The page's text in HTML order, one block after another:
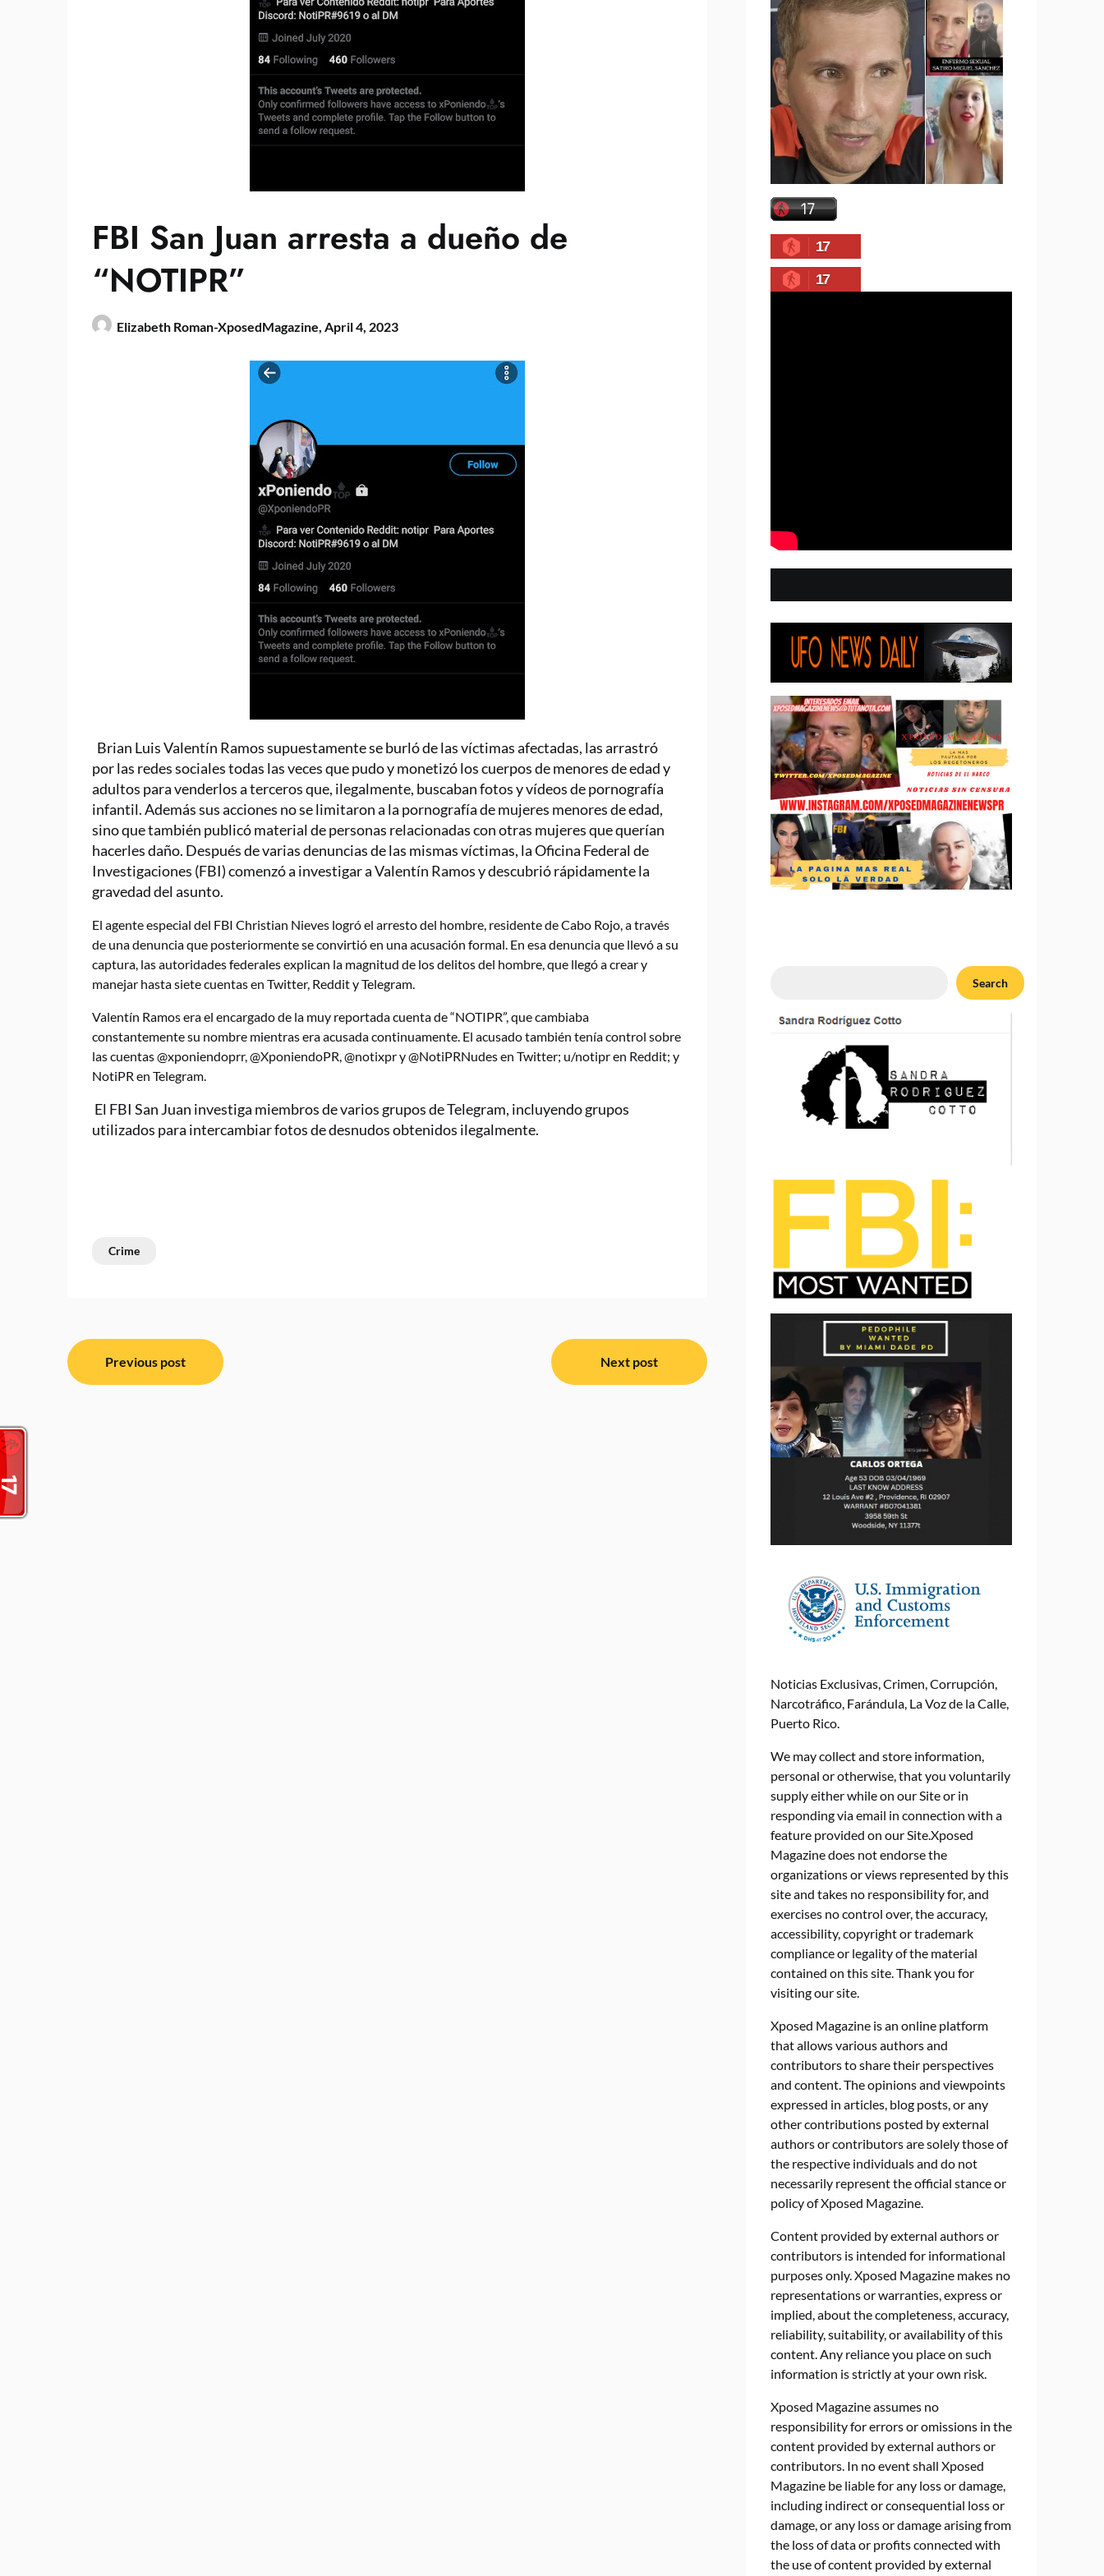
FBI San Juan arresta a dueño de
“NOTIPR”
Elizabeth Roman-XposedMagazine, April 4, 2023
Brian Luis Valentín Ramos supuestamente se burló de las víctimas afectadas, las arrastró
por las redes sociales todas las veces que pudo y monetizó los cuerpos de menores de edad y
adultos para venderlos a terceros que, ilegalmente, buscaban fotos y vídeos de pornografía
infantil. Además sus acciones no se limitaron a la pornografía de mujeres menores de edad,
sino que también publicó material de personas relacionadas con otras mujeres que querían
hacerles daño. Después de varias denuncias de las mismas víctimas, la Oficina Federal de
Investigaciones (FBI) comenzó a investigar a Valentín Ramos y descubrió rápidamente la
gravedad del asunto.
El agente especial del FBI Christian Nieves logró el arresto del hombre, residente de Cabo Rojo, a través
de una denuncia que posteriormente se convirtió en una acusación formal. En esa denuncia que llevó a su
captura, las autoridades federales explican la magnitud de los delitos del hombre, que llegó a crear y
manejar hasta siete cuentas en Twitter, Reddit y Telegram.
Valentín Ramos era el encargado de la muy reportada cuenta de “NOTIPR”, que cambiaba
constantemente su nombre mientras era acusada continuamente. El acusado también tenía control sobre
las cuentas @xponiendoprr, @XponiendoPR, @notixpr y @NotiPRNudes en Twitter; u/notipr en Reddit; y
NotiPR en Telegram.
El FBI San Juan investiga miembros de varios grupos de Telegram, incluyendo grupos
utilizados para intercambiar fotos de desnudos obtenidos ilegalmente.
Crime
Post
navigation
Previous post Next post
17
17
Search
Noticias Exclusivas, Crimen, Corrupción,
Narcotráfico, Farándula, La Voz de la Calle,
Puerto Rico.
We may collect and store information,
personal or otherwise, that you voluntarily
supply either while on our Site or in
responding via email in connection with a
feature provided on our Site.Xposed
Magazine does not endorse the
organizations or views represented by this
site and takes no responsibility for, and
exercises no control over, the accuracy,
accessibility, copyright or trademark
compliance or legality of the material
contained on this site. Thank you for
visiting our site.
Xposed Magazine is an online platform
that allows various authors and
contributors to share their perspectives
and content. The opinions and viewpoints
expressed in articles, blog posts, or any
other contributions posted by external
authors or contributors are solely those of
the respective individuals and do not
necessarily represent the official stance or
policy of Xposed Magazine.
Content provided by external authors or
contributors is intended for informational
purposes only. Xposed Magazine makes no
representations or warranties, express or
implied, about the completeness, accuracy,
reliability, suitability, or availability of this
content. Any reliance you place on such
information is strictly at your own risk.
Xposed Magazine assumes no
responsibility for errors or omissions in the
content provided by external authors or
contributors. In no event shall Xposed
Magazine be liable for any loss or damage,
including indirect or consequential loss or
damage, or any loss or damage arising from
the loss of data or profits connected with
the use of content provided by external